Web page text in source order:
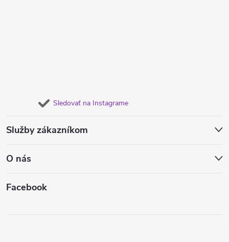
Sledovať na Instagrame
Služby zákazníkom
O nás
Facebook